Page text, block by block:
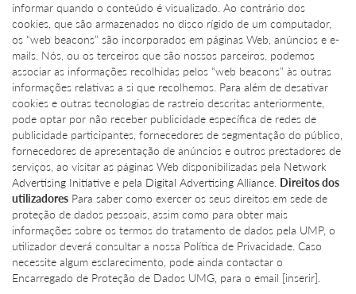
informar quando o conteúdo é visualizado. Ao contrário dos
cookies, que são armazenados no disco rígido de um computador,
os “web beacons” são incorporados em páginas Web, anúncios e e-
mails. Nós, ou os terceiros que são nossos parceiros, podemos
associar as informações recolhidas pelos “web beacons” às outras
informações relativas a si que recolhemos. Para além de desativar
cookies e outras tecnologias de rastreio descritas anteriormente,
pode optar por não receber publicidade específica de redes de
publicidade participantes, fornecedores de segmentação do público,
fornecedores de apresentação de anúncios e outros prestadores de
serviços, ao visitar as páginas Web disponibilizadas pela Network
Advertising Initiative e pela Digital Advertising Alliance Direitos dos
utilizadores Para saber como exercer os seus direitos em sede de
proteção de dados pessoais, assim como para obter mais
informações sobre os termos do tratamento de dados pela UMP, o
utilizador deverá consultar a nossa Política de Privacidade. Caso
necessite algum esclarecimento, pode ainda contactar o
Encarregado de Proteção de Dados UMG, para o email [inserir].